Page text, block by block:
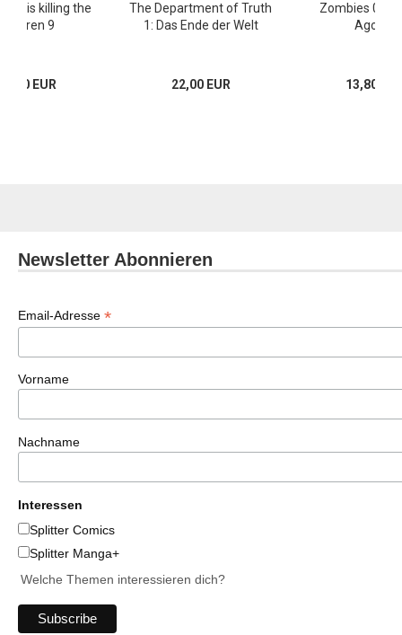
is killing the
9
EUR
The Department of Truth
1: Das Ende der Welt
22,00 EUR
Zombies 0:
Agonie
13,80
Newsletter Abonnieren
Email-Adresse *
Vorname
Nachname
Interessen
Splitter Comics
Splitter Manga+
Welche Themen interessieren dich?